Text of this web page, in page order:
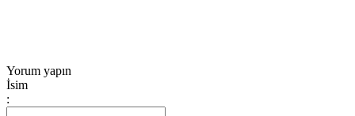
Yorum yapın
İsim
: